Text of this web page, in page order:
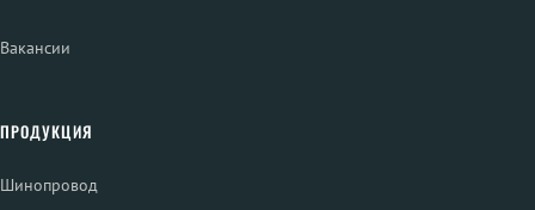
Вакансии
ПРОДУКЦИЯ
Шинопровод